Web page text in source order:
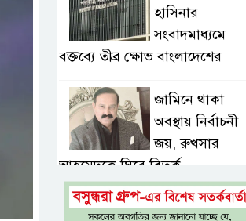
হাসিনার
সংবাদমাধ্যমে
বক্তব্যে তীব্র ক্ষোভ বাংলাদেশের
জামিনে থাকা
অবস্থায় নির্বাচনী
জয়, রুখসার
আহমেদকে ঘিরে বিতর্ক
টাঙ্গাইলে বাতিঘর